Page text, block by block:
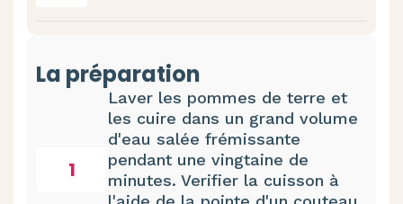
La préparation
1
Laver les pommes de terre et
les cuire dans un grand volume
d'eau salée frémissante
pendant une vingtaine de
minutes. Verifier la cuisson à